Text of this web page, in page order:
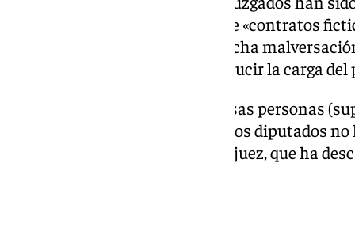
recibido estos fondos a través de «contratos
del tribunal, ha detallado que dicha
de onces años» con el fin de «reducir la carga
«Se ha comprobado que todas esas personas
realidad para el partido» y que «los diputados
ninguna tarea», ha explicado la juez, que ha